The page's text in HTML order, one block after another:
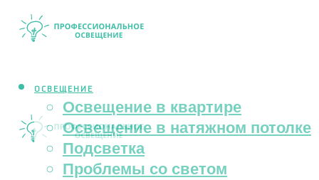
ОСВЕЩЕНИЕ
Освещение в квартире
Освещение в натяжном потолке
Подсветка
Проблемы со светом